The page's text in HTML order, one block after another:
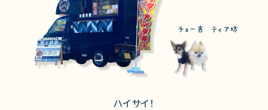
チョー吉 ティア坊
ハイサイ！